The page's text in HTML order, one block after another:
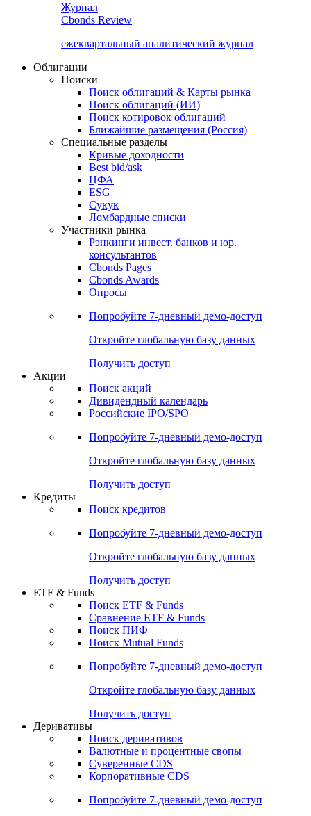
Журнал
Cbonds Review
ежеквартальный аналитический журнал
Облигации
Поиски
Поиск облигаций & Карты рынка
Поиск облигаций (ИИ)
Поиск котировок облигаций
Ближайшие размещения (Россия)
Специальные разделы
Кривые доходности
Best bid/ask
ЦФА
ESG
Сукук
Ломбардные списки
Участники рынка
Рэнкинги инвест. банков и юр.
консультантов
Cbonds Pages
Cbonds Awards
Опросы
Попробуйте 7-дневный демо-доступ
Откройте глобальную базу данных
Получить доступ
Акции
Поиск акций
Дивидендный календарь
Российские IPO/SPO
Попробуйте 7-дневный демо-доступ
Откройте глобальную базу данных
Получить доступ
Кредиты
Поиск кредитов
Попробуйте 7-дневный демо-доступ
Откройте глобальную базу данных
Получить доступ
ETF & Funds
Поиск ETF & Funds
Сравнение ETF & Funds
Поиск ПИФ
Поиск Mutual Funds
Попробуйте 7-дневный демо-доступ
Откройте глобальную базу данных
Получить доступ
Деривативы
Поиск деривативов
Валютные и процентные свопы
Суверенные CDS
Корпоративные CDS
Попробуйте 7-дневный демо-доступ